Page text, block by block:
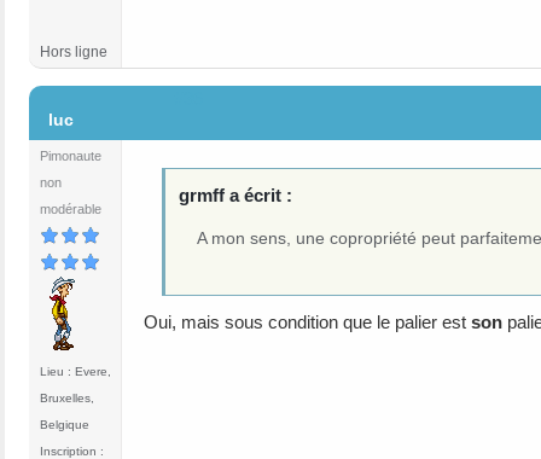
Hors ligne
luc
Pimonaute
non
modérable
Lieu : Evere,
Bruxelles,
Belgique
Inscription :
grmff a écrit :
A mon sens, une copropriété peut
Oui, mais sous condition que le palier est son